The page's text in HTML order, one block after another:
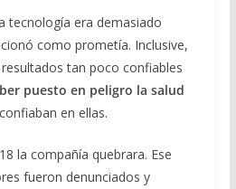
tecnología era demasiado
como prometía. Inclusive,
tan poco confiables
puesto en peligro la salud
en ellas.
la compañía quebrara. Ese
fueron denunciados y